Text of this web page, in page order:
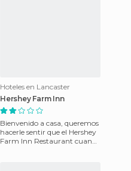
Hoteles en Lancaster
Hershey Farm Inn
Bienvenido a casa, queremos
hacerle sentir que el Hershey
Farm Inn Restaurant cuando